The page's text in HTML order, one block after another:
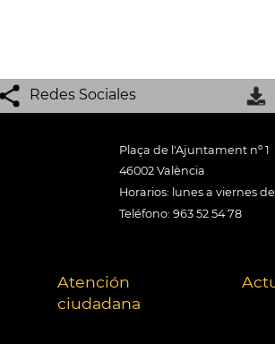
Redes Sociales
Plaça de l'Ajuntament nº 1
46002 València
Horarios: lunes a viernes
Teléfono: 963 52 54 78
Atención
ciudadana